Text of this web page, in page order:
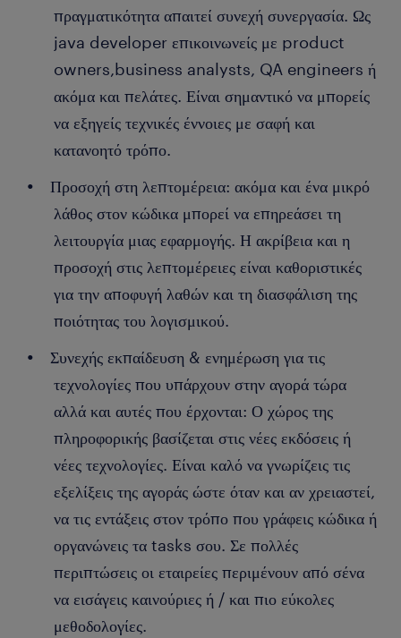
πραγματικότητα απαιτεί συνεχή συνεργασία. Ως
java developer επικοινωνείς με product
owners,business analysts, QA engineers ή
ακόμα και πελάτες. Είναι σημαντικό να μπορείς
να εξηγείς τεχνικές έννοιες με σαφή και
κατανοητό τρόπο.
Προσοχή στη λεπτομέρεια: ακόμα και ένα μικρό
λάθος στον κώδικα μπορεί να επηρεάσει τη
λειτουργία μιας εφαρμογής. Η ακρίβεια και η
προσοχή στις λεπτομέρειες είναι καθοριστικές
για την αποφυγή λαθών και τη διασφάλιση της
ποιότητας του λογισμικού.
Συνεχής εκπαίδευση & ενημέρωση για τις
τεχνολογίες που υπάρχουν στην αγορά τώρα
αλλά και αυτές που έρχονται: Ο χώρος της
πληροφορικής βασίζεται στις νέες εκδόσεις ή
νέες τεχνολογίες. Είναι καλό να γνωρίζεις τις
εξελίξεις της αγοράς ώστε όταν και αν χρειαστεί,
να τις εντάξεις στον τρόπο που γράφεις κώδικα ή
οργανώνεις τα tasks σου. Σε πολλές
περιπτώσεις οι εταιρείες περιμένουν από σένα
να εισάγεις καινούριες ή / και πιο εύκολες
μεθοδολογίες.